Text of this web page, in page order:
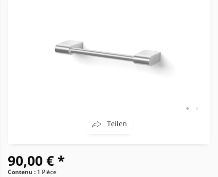
Teilen
90,00 € *
Contenu : 1 Pièce